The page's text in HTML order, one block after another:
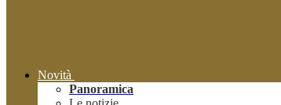
Novità
Panoramica